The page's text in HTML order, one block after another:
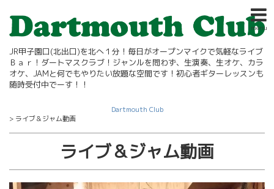
menu
JR甲子園口(北出口)を北へ１分！毎日がオープンマイクで気軽なライブ
Ｂａｒ！ダートマスクラブ！ジャンルを問わず、生演奏、生オケ、カラ
オケ、JAMと何でもやりたい放題な空間です！初心者ギターレッスンも
随時受付中でーす！！
Dartmouth Club
> ライブ＆ジャム動画
ライブ＆ジャム動画